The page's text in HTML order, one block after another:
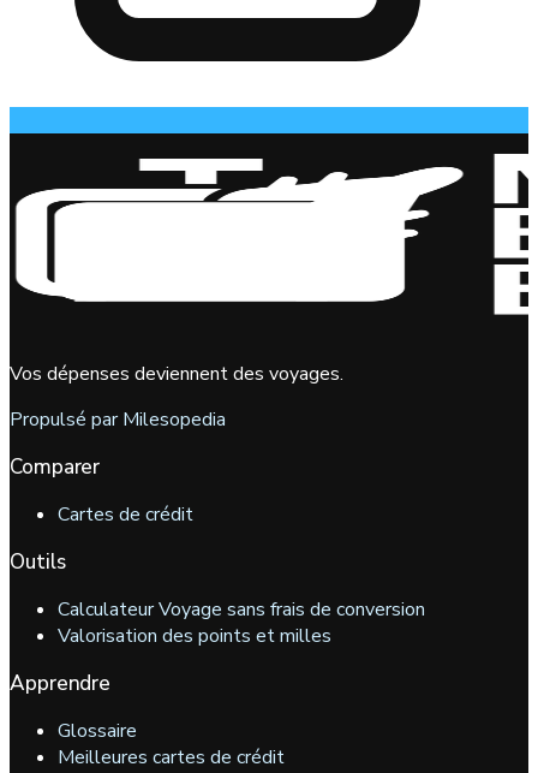
Vos dépenses deviennent des voyages.
Propulsé par Milesopedia
Comparer
Cartes de crédit
Outils
Calculateur Voyage sans frais de conversion
Valorisation des points et milles
Apprendre
Glossaire
Meilleures cartes de crédit